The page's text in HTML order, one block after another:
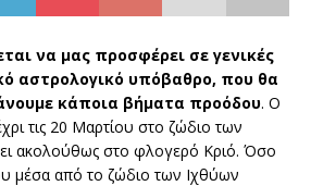
να μας προσφέρει σε γενικές
αστρολογικό υπόβαθρο, που θα
κάποια βήματα προόδου. Ο
τις 20 Μαρτίου στο ζώδιο των
ακολούθως στο φλογερό Κριό. Όσο
μέσα από το ζώδιο των Ιχθύων